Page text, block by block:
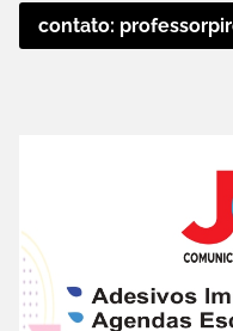
contato: